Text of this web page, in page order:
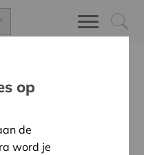
het
op
de
word je